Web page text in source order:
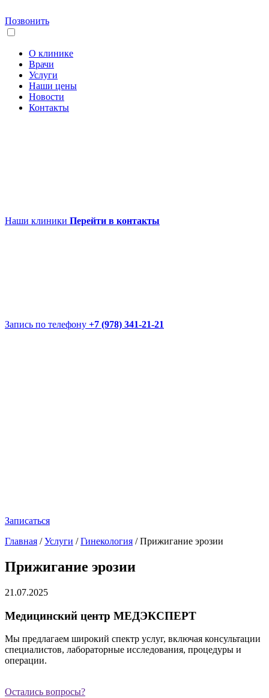
Позвонить
О клинике
Врачи
Услуги
Наши цены
Новости
Контакты
Наши клиники Перейти в контакты
Запись по телефону +7 (978) 341-21-21
Записаться
Главная /Услуги /Гинекология /Прижигание эрозии
Прижигание эрозии
21.07.2025
Медицинский центр МЕДЭКСПЕРТ
Мы предлагаем широкий спектр услуг, включая консультации
специалистов, лабораторные исследования, процедуры и
операции.
Остались вопросы?